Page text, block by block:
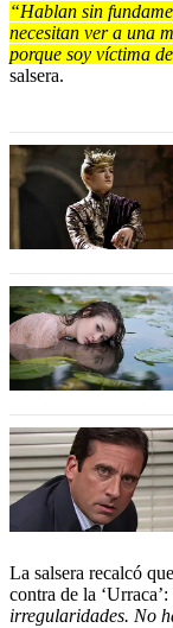
“Hablan sin
necesitan ver a una
porque soy víctima
salsera.
La salsera recalcó
contra de la ‘Urraca’:
irregularidades. No